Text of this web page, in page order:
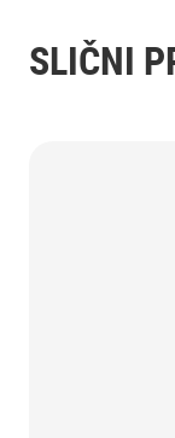
SLIČNI